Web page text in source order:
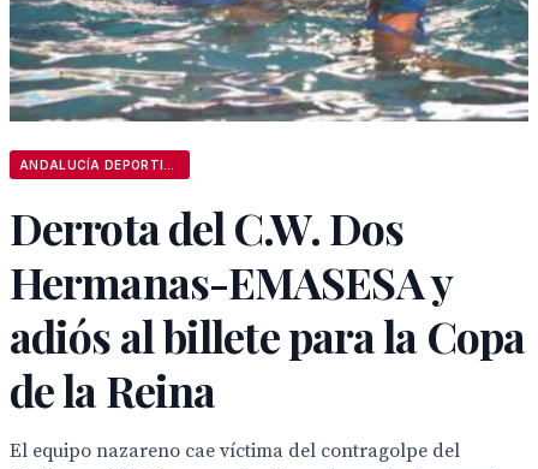
Derrota del C.W. Dos
Hermanas-EMASESA y
adiós al billete para la Copa
de la Reina
El equipo nazareno cae víctima del contragolpe del